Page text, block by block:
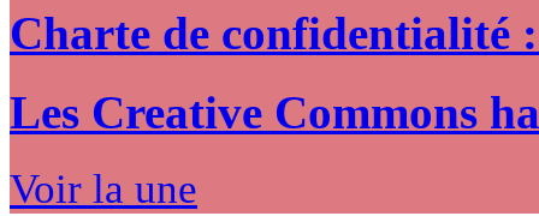
Charte de confidentialité
Les Creative Commons
Voir la une